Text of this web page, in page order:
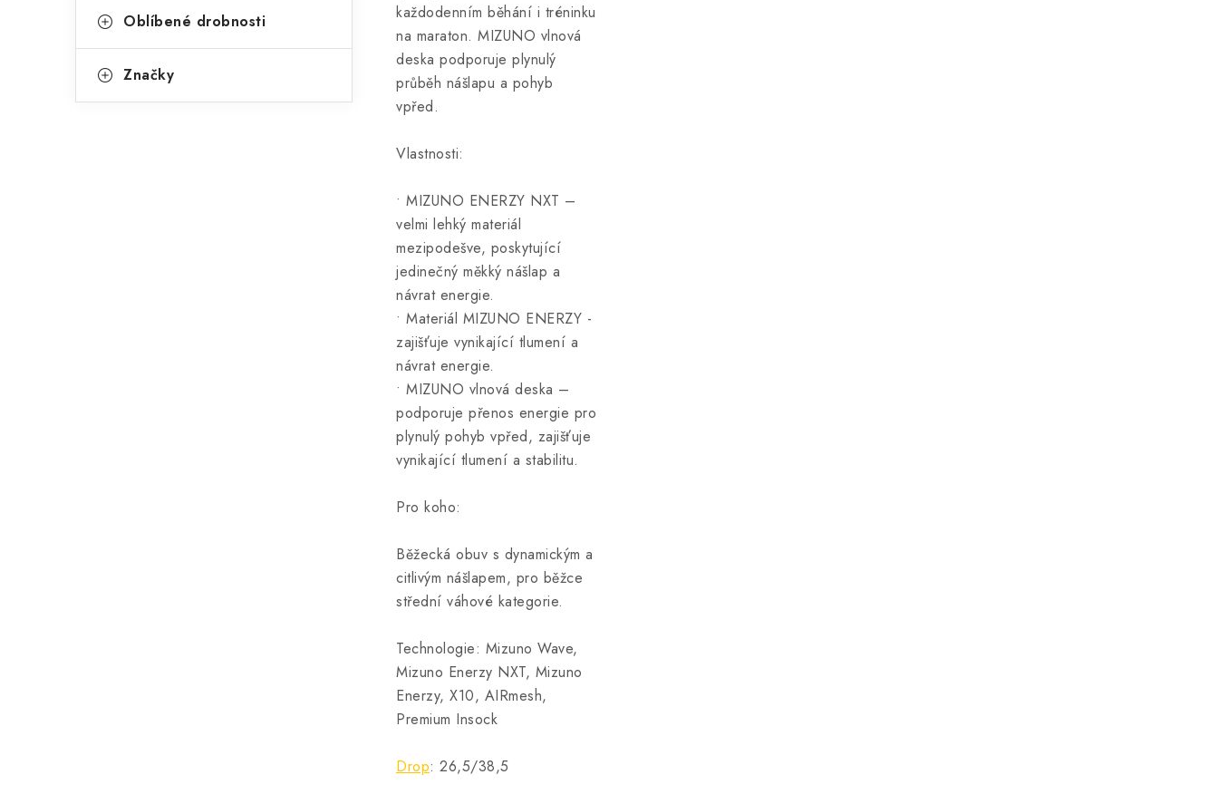
Oblíbené drobnosti
Značky
každodenním běhání i tréninku
na maraton. MIZUNO vlnová
deska podporuje plynulý
průběh nášlapu a pohyb
vpřed.
Vlastnosti:
• MIZUNO ENERZY NXT –
velmi lehký materiál
mezipodešve, poskytující
jedinečný měkký nášlap a
návrat energie.
• Materiál MIZUNO ENERZY -
zajišťuje vynikající tlumení a
návrat energie.
• MIZUNO vlnová deska –
podporuje přenos energie pro
plynulý pohyb vpřed, zajišťuje
vynikající tlumení a stabilitu.
Pro koho:
Běžecká obuv s dynamickým a
citlivým nášlapem, pro běžce
střední váhové kategorie.
Technologie: Mizuno Wave,
Mizuno Enerzy NXT, Mizuno
Enerzy, X10, AIRmesh,
Premium Insock
Drop: 26,5/38,5